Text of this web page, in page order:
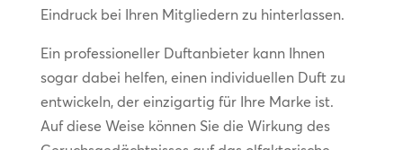
Eindruck bei Ihren Mitgliedern zu hinterlassen.
Ein professioneller Duftanbieter kann Ihnen
sogar dabei helfen, einen individuellen Duft zu
entwickeln, der einzigartig für Ihre Marke ist.
Auf diese Weise können Sie die Wirkung des